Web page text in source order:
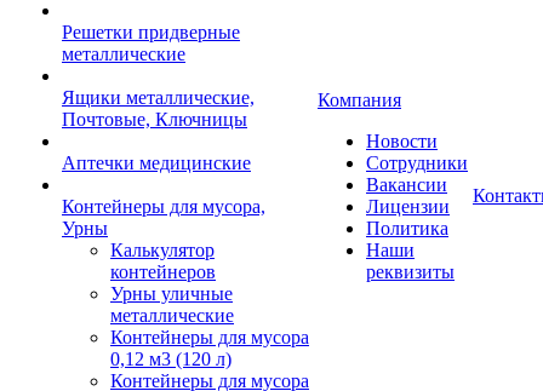
Решетки придверные
металлические
Ящики металлические,
Почтовые, Ключницы
Аптечки медицинские
Контейнеры для мусора,
Урны
Калькулятор
контейнеров
Урны уличные
металлические
Контейнеры для мусора
0,12 м3 (120 л)
Контейнеры для мусора
Компания
Новости
Сотрудники
Вакансии
Лицензии
Политика
Наши
реквизиты